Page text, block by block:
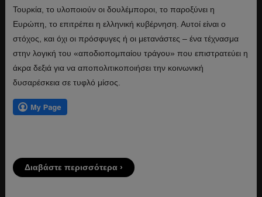
Τουρκία, το υλοποιούν οι δουλέμποροι, το παροξύνει η
Ευρώπη, το επιτρέπει η ελληνική κυβέρνηση. Αυτοί είναι ο
στόχος, και όχι οι πρόσφυγες ή οι μετανάστες – ένα τέχνασμα
στην λογική του «αποδιοπομπαίου τράγου» που επιστρατεύει η
άκρα δεξιά για να αποπολιτικοποιήσει την κοινωνική
δυσαρέσκεια σε τυφλό μίσος.
Διαβάστε περισσότερα ›